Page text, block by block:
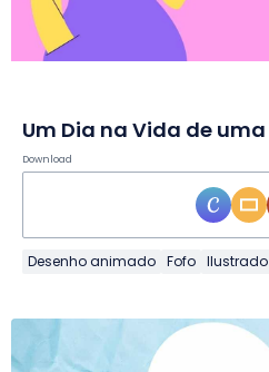
Download
Desenho animado Fofo Ilustrado